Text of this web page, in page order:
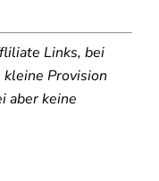
Links, bei
Provision
aber keine